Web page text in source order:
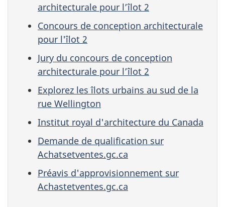
architecturale pour l’îlot 2
Concours de conception architecturale
pour l'îlot 2
Jury du concours de conception
architecturale pour l’îlot 2
Explorez les îlots urbains au sud de la
rue Wellington
Institut royal d'architecture du Canada
Demande de qualification sur
Achatsetventes.gc.ca
Préavis d'approvisionnement sur
Achastetventes.gc.ca